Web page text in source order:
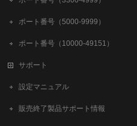
ポート番号（5000-9999）
ポート番号（10000-49151）
サポート
設定マニュアル
販売終了製品サポート情報